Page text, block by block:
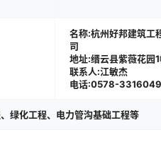
名称:杭州好邦建筑工
司
地址:缙云县紫薇花园
联系人:江敏杰
电话:0578-3316049
绿化工程、电力管沟基础工程等